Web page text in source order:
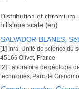
Distribution of chromium
hillslope scale (en)
SALVADOR-BLANES,
[1] Inra, Unité de science du
45166 Olivet, France
[2] Laboratoire de géologie
techniques, Parc de